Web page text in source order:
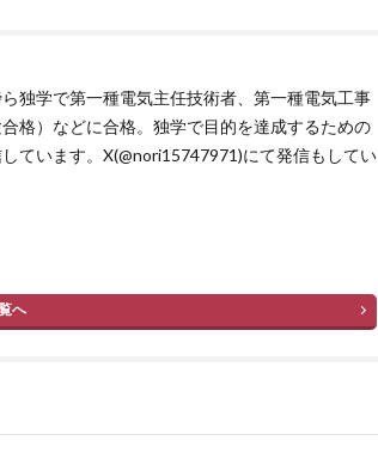
独学で第一種電気主任技術者、第一種電気工事
格）などに合格。独学で目的を達成するための
ています。X(@nori15747971)にて発信もしてい
へ